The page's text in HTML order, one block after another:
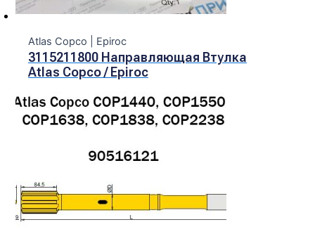
Atlas Copco | Epiroc
3115211800 Направляющая Втулка
Atlas Copco / Epiroc